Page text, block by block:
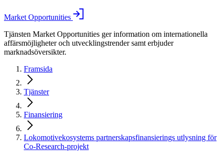
Market Opportunities
Tjänsten Market Opportunities ger information om internationella
affärsmöjligheter och utvecklingstrender samt erbjuder
marknadsöversikter.
Framsida
Tjänster
Finansiering
Lokomotivekosystems partnerskapsfinansierings utlysning för
Co-Research-projekt